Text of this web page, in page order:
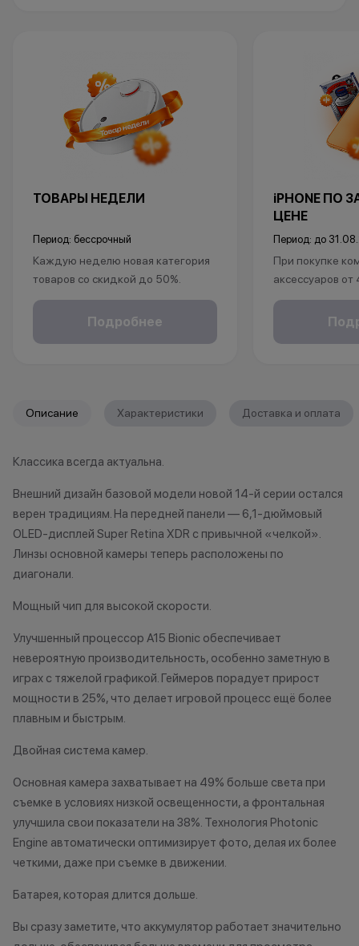
ТОВАРЫ НЕДЕЛИ
Период: бессрочный
Каждую неделю новая категория
товаров со скидкой до 50%.
*Акция действует по адресу г.Уфа,
ул.Революционная 66
характер.
договора купли-продажи по
нарушение правил акции, иные
обоснованные причины).
•Организатор (продавец) на свое
усмотрение имеет право
изменить условия акции в
Остались вопросы?
Напишите нам в
мессенджерах
Подробнее
iPHONE ПО
ЦЕНЕ
Период: до
При покупке
аксессуаров
в подарок:
право отказать
договора
причинам
нарушение
Описание Характеристики Доставка и оплата
Классика всегда актуальна.
Внешний дизайн базовой модели новой 14-й серии остался
верен традициям. На передней панели — 6,1-дюймовый
OLED-дисплей Super Retina XDR с привычной «челкой».
Линзы основной камеры теперь расположены по
диагонали.
Мощный чип для высокой скорости.
Улучшенный процессор A15 Bionic обеспечивает
невероятную производительность, особенно заметную в
играх с тяжелой графикой. Геймеров порадует прирост
мощности в 25%, что делает игровой процесс ещё более
плавным и быстрым.
Двойная система камер.
Основная камера захватывает на 49% больше света при
съемке в условиях низкой освещенности, а фронтальная
улучшила свои показатели на 38%. Технология Photonic
Engine автоматически оптимизирует фото, делая их более
четкими, даже при съемке в движении.
Батарея, которая длится дольше.
Вы сразу заметите, что аккумулятор работает значительно